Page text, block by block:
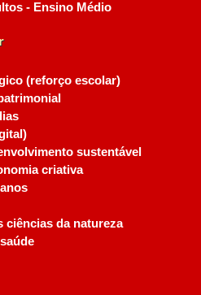
- Ensino Médio
(reforço escolar)
sustentável
criativa
ciências da natureza